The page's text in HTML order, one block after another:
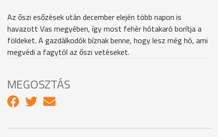
Az őszi esőzések után december elején több napon is
havazott Vas megyében, így most fehér hótakaró borítja a
földeket. A gazdálkodók bíznak benne, hogy lesz még hó, ami
megvédi a fagytól az őszi vetéseket.
MEGOSZTÁS